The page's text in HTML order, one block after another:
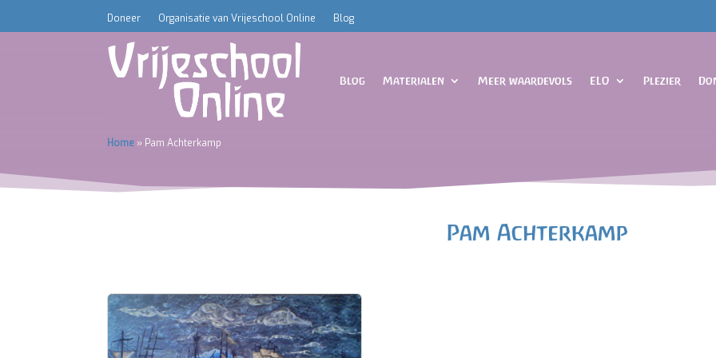
Doneer Organisatie van Vrijeschool Online Blog
Blog Materialen Meer waardevols ELO Plezier
Home » Pam Achterkamp
Pam Achterkamp